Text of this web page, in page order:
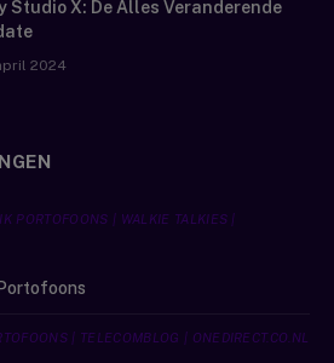
Studio X: De Alles Veranderende
2024
PORTOFOONS | WALKIE TALKIES |
| TELECOMBLOG | ONEDIRECT.CO.NL